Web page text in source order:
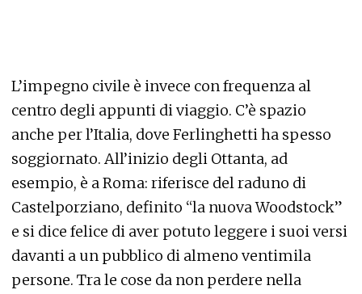
L’impegno civile è invece con frequenza al
centro degli appunti di viaggio. C’è spazio
anche per l’Italia, dove Ferlinghetti ha spesso
soggiornato. All’inizio degli Ottanta, ad
esempio, è a Roma: riferisce del raduno di
Castelporziano, definito “la nuova Woodstock”
e si dice felice di aver potuto leggere i suoi versi
davanti a un pubblico di almeno ventimila
persone. Tra le cose da non perdere nella